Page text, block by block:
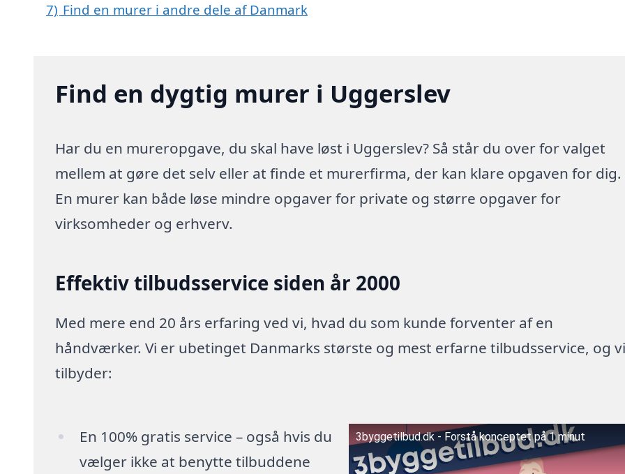
7) Find en murer i andre dele af Danmark
Find en dygtig murer i Uggerslev
Har du en mureropgave, du skal have løst i Uggerslev? Så står du over for valget
mellem at gøre det selv eller at finde et murerfirma, der kan klare opgaven for dig.
En murer kan både løse mindre opgaver for private og større opgaver for
virksomheder og erhverv.
Effektiv tilbudsservice siden år 2000
Med mere end 20 års erfaring ved vi, hvad du som kunde forventer af en
håndværker. Vi er ubetinget Danmarks største og mest erfarne tilbudsservice, og
tilbyder:
En 100% gratis service – også hvis du
vælger ikke at benytte tilbuddene
3byggetilbud.dk - Forstå konceptet på 1 minut